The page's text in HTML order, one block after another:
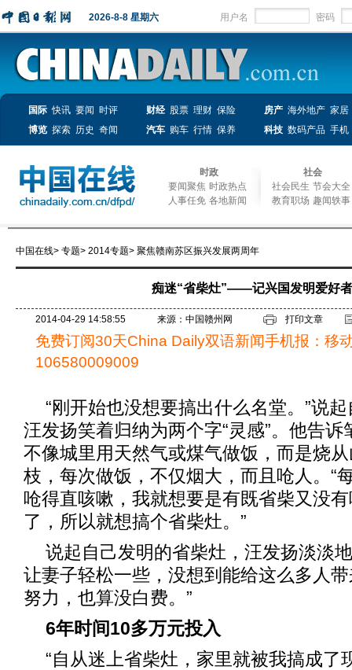
2026-8-8 星期六 用户名 密码
国际 快讯 要闻 时评 财经 股票 理财 保险 房产 海外地产 家居
博览 探索 历史 奇闻 汽车 购车 行情 保养 科技 数码产品 手机
时政
要闻聚焦 时政热点
人事任免 各地新闻
社会
社会民生 节会大全
教育职场 趣闻轶事
中国在线> 专题> 2014专题> 聚焦赣南苏区振兴发展两周年
痴迷“省柴灶”——记兴国发明爱好
2014-04-29 14:58:55 来源：中国赣州网 打印文章
免费订阅30天China Daily双语新闻手机报：移
106580009009
“刚开始也没想要搞出什么名堂。”说
汪发扬笑着归纳为两个字“灵感”。他告
不像城里用天然气或煤气做饭，而是烧
枝，每次做饭，不仅烟大，而且呛人。“
呛得直咳嗽，我就想要是有既省柴又没
了，所以就想搞个省柴灶。”
说起自己发明的省柴灶，汪发扬淡淡
让妻子轻松一些，没想到能给这么多人
努力，也算没白费。”
6年时间10多万元投入
“自从迷上省柴灶，家里就被我搞成了